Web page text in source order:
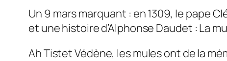
Un 9 mars marquant : en 1309, le pape
et une histoire d’Alphonse Daudet : La
Ah Tistet Védène, les mules ont de la